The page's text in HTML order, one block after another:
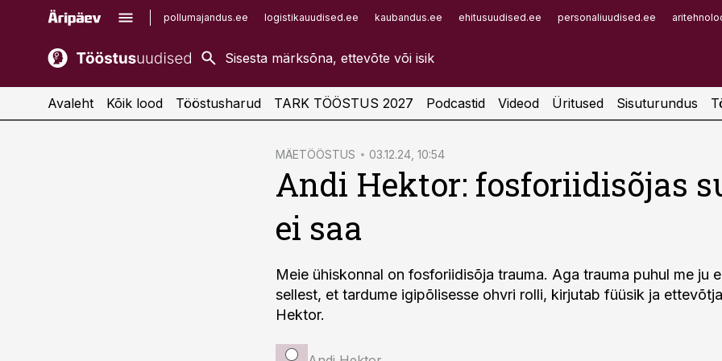
pollumajandus.ee logistikauudised.ee kaubandus.ee ehitusuudised.ee personaliuudised.ee
kaubandus.ee
kinnisvarauudised.ee
imelineajalugu.ee
Infopank
Avaleht Kõik lood Tööstusharud TARK TÖÖSTUS 2027 Podcastid Videod Üritused Sisuturundus
MÄETÖÖSTUS 03.12.24, 10:54
Andi Hektor: fosforiidisõjas
ei saa
Meie ühiskonnal on fosforiidisõja trauma. Aga trauma puhul me ju
sellest, et tardume igipõlisesse ohvri rolli, kirjutab füüsik ja
Hektor.